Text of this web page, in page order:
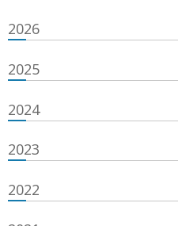
2026
2025
2024
2023
2022